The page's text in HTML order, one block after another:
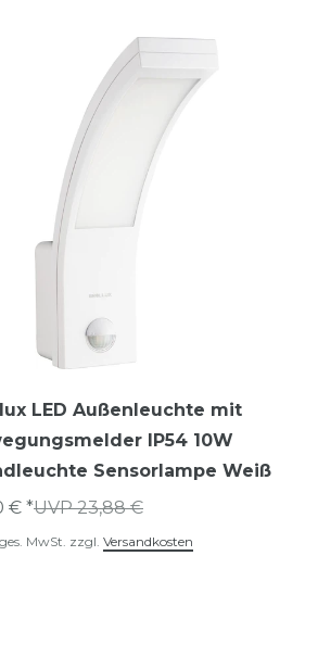
LED Außenleuchte mit
IP54 10W
Sensorlampe Weiß
UVP 23,88 €
€ *
MwSt. zzgl. Versandkosten